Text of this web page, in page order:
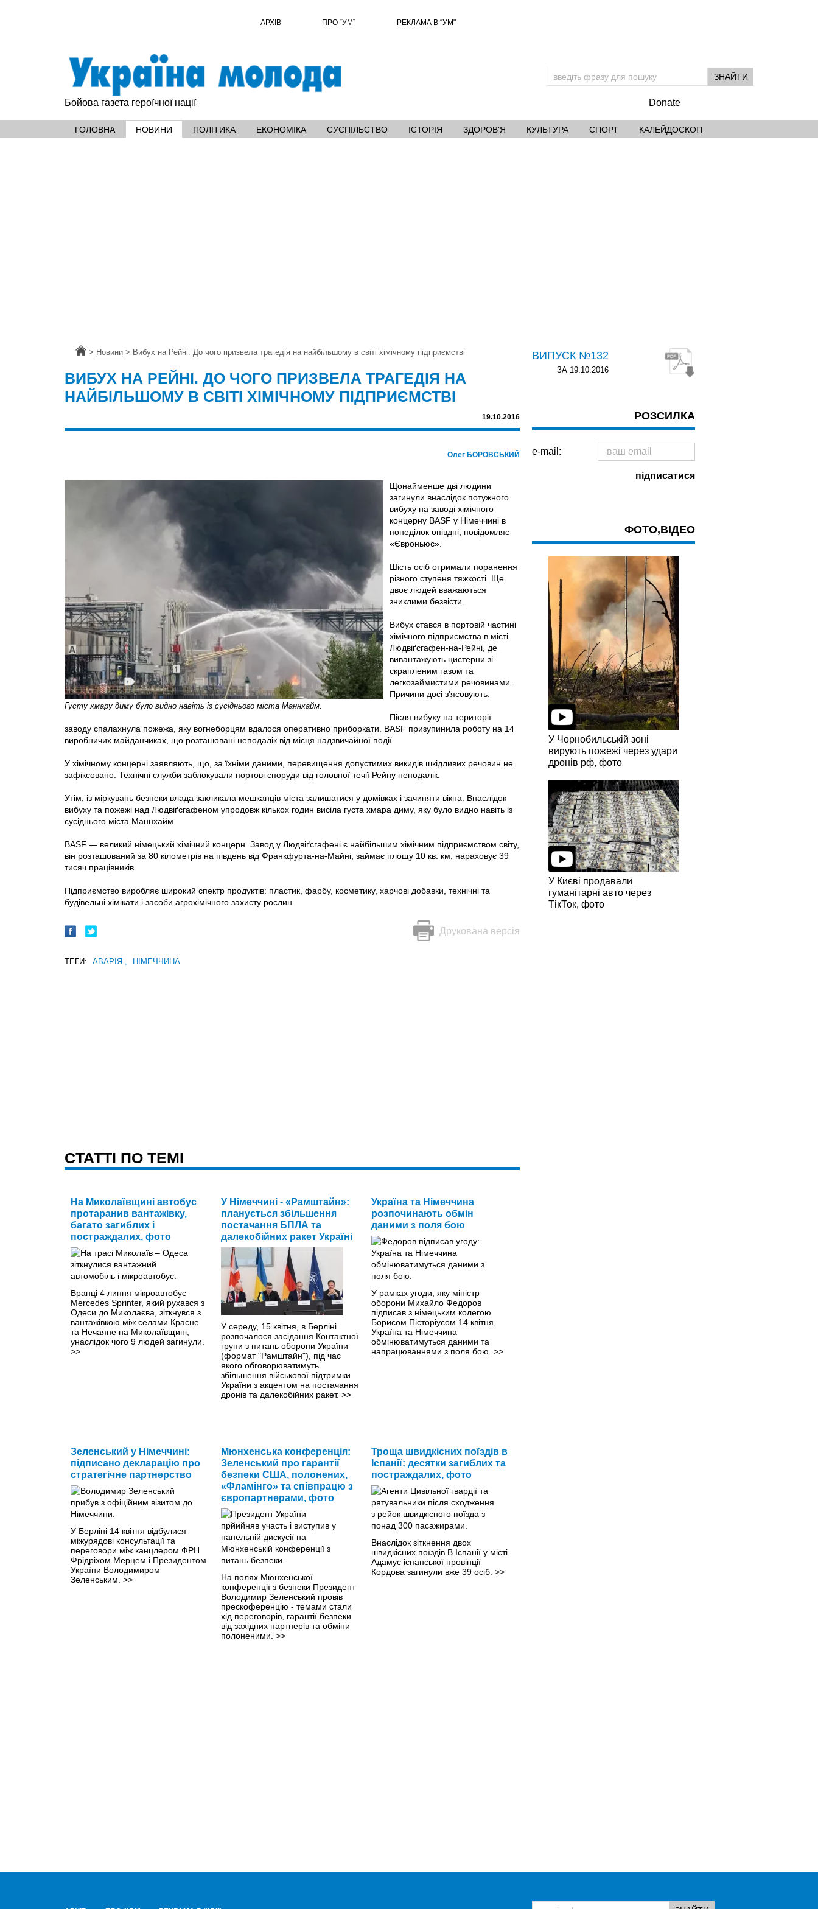
АРХІВ ПРО “УМ” РЕКЛАМА В “УМ"
Бойова газета героїчної нації Donate
ГОЛОВНА НОВИНИ ПОЛІТИКА ЕКОНОМІКА СУСПІЛЬСТВО ІСТОРІЯ ЗДОРОВ'Я КУЛЬТУРА СПОРТ КАЛЕЙДОСКОП
Головна
> Новини > Вибух на Рейні. До чого призвела трагедія на найбільшому в світі хімічному підприємстві
ВИБУХ НА РЕЙНІ. ДО ЧОГО ПРИЗВЕЛА ТРАГЕДІЯ НА
НАЙБІЛЬШОМУ В СВІТІ ХІМІЧНОМУ ПІДПРИЄМСТВІ
19.10.2016
Олег БОРОВСЬКИЙ
Густу хмару диму було видно навіть із сусіднього міста Маннхайм.
Щонайменше дві людини
загинули внаслідок потужного
вибуху на заводі хімічного
концерну BASF у Німеччині в
понеділок опівдні, повідомляє
«Євроньюс».
Шість осіб отримали поранення
різного ступеня тяжкості. Ще
двоє людей вважаються
зниклими безвісти.
Вибух стався в портовій частині
хімічного підприємства в місті
Людвіґсгафен-на-Рейні, де
вивантажують цистерни зі
скрапленим газом та
легкозаймистими речовинами.
Причини досі з’ясовують.
Після вибуху на території
заводу спалахнула пожежа, яку вогнеборцям вдалося оперативно приборкати. BASF призупинила роботу на 14
виробничих майданчиках, що розташовані неподалік від місця надзвичайної події.
У хімічному концерні заявляють, що, за їхніми даними, перевищення допустимих викидів шкідливих речовин не
зафіксовано. Технічні служби заблокували портові споруди від головної течії Рейну неподалік.
Утім, iз міркувань безпеки влада закликала мешканців міста залишатися у домівках і зачиняти вікна. Внаслідок
вибуху та пожежі над Людвіґсгафеном упродовж кількох годин висіла густа хмара диму, яку було видно навіть із
сусіднього міста Маннхайм.
BASF — великий німецький хімічний концерн. Завод у Людвіґсгафені є найбільшим хімічним підприємством світу,
він розташований за 80 кілометрів на південь від Франкфурта-на-Майні, займає площу 10 кв. км, нараховує 39
тисяч працівників.
Підприємство виробляє широкий спектр продуктів: пластик, фарбу, косметику, харчові добавки, технічні та
будівельні хімікати і засоби агрохімічного захисту рослин.
Друкована версія
ТЕГИ: АВАРІЯ НІМЕЧЧИНА
CТАТТІ ПО ТЕМІ
На Миколаївщині автобус
протаранив вантажівку,
багато загиблих і
постраждалих, фото
Вранці 4 липня мікроавтобус
Mercedes Sprinter, який рухався з
Одеси до Миколаєва, зіткнувся з
вантажівкою між селами Красне
та Нечаяне на Миколаївщині,
унаслідок чого 9 людей загинули.
>>
У Німеччині - «Рамштайн»:
планується збільшення
постачання БПЛА та
далекобійних ракет Україні
У середу, 15 квітня, в Берліні
розпочалося засідання Контактної
групи з питань оборони України
(формат "Рамштайн"), під час
якого обговорюватимуть
збільшення військової підтримки
України з акцентом на постачання
дронів та далекобійних ракет. >>
Україна та Німеччина
розпочинають обмін
даними з поля бою
У рамках угоди, яку міністр
оборони Михайло Федоров
підписав з німецьким колегою
Борисом Пісторіусом 14 квітня,
Україна та Німеччина
обмінюватимуться даними та
напрацюваннями з поля бою. >>
Зеленський у Німеччині:
підписано декларацію про
стратегічне партнерство
У Берліні 14 квітня відбулися
міжурядові консультації та
переговори між канцлером ФРН
Фрідріхом Мерцем і Президентом
України Володимиром
Зеленським. >>
Мюнхенська конференція:
Зеленський про гарантії
безпеки США, полонених,
«Фламінго» та співпрацю з
європартнерами, фото
На полях Мюнхенської
конференції з безпеки Президент
Володимир Зеленський провів
прескоференцію - темами стали
хід переговорів, гарантії безпеки
від західних партнерів та обміни
полоненими. >>
Троща швидкісних поїздів в
Іспанії: десятки загиблих та
постраждалих, фото
Внаслідок зіткнення двох
швидкісних поїздів В Іспанії у місті
Адамус іспанської провінції
Кордова загинули вже 39 осіб. >>
ВИПУСК №132
ЗА 19.10.2016
РОЗСИЛКА
e-mail:
ФОТО,ВІДЕО
У Чорнобильській зоні
вирують пожежі через удари
дронів рф, фото
У Києві продавали
гуманітарні авто через
ТікТок, фото